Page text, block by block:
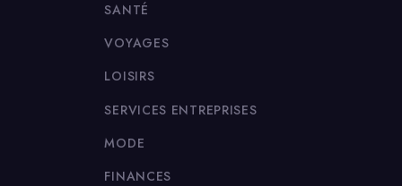
SANTÉ
VOYAGES
LOISIRS
SERVICES ENTREPRISES
MODE
FINANCES